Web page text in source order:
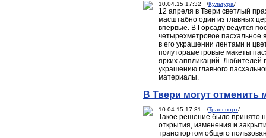
10.04.15 17:32 /Культура/
12 апреля в Твери светлый
масштабно один из главных
впервые. В Горсаду ведутся
четырехметровое пасхальное
в его украшении лентами и
полутораметровые макеты
ярких аппликаций. Любителей
украшению главного
материалы.
В Твери могут
10.04.15 17:31 /Транспорт/
Такое решение было принято
открытия, изменения и
транспортом общего